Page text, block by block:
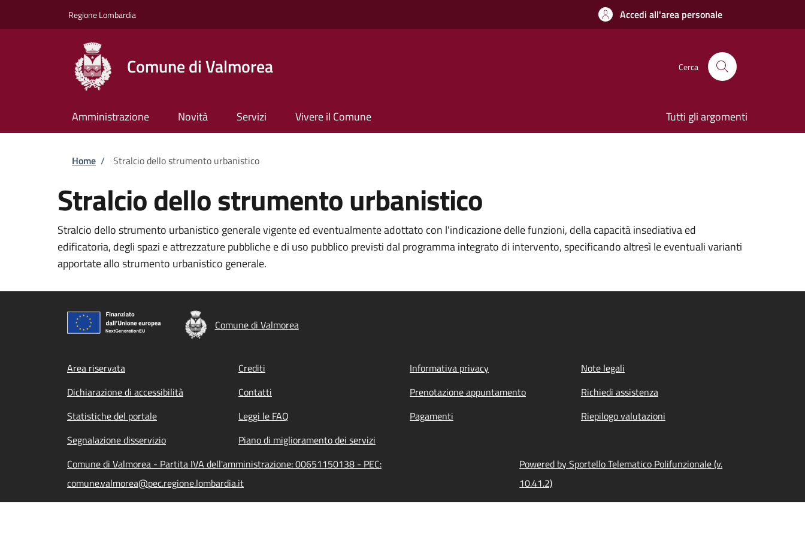
Regione Lombardia Accedi all'area personale
Comune di Valmorea Cerca
Amministrazione Novità Servizi Vivere il Comune Tutti gli argomenti
Briciole di pane
Home / Stralcio dello strumento urbanistico
Stralcio dello strumento urbanistico
Stralcio dello strumento urbanistico generale vigente ed eventualmente adottato con l'indicazione delle funzioni, della capacità insediativa ed
edificatoria, degli spazi e attrezzature pubbliche e di uso pubblico previsti dal programma integrato di intervento, specificando altresì le eventuali varianti
apportate allo strumento urbanistico generale.
Comune di Valmorea
Footer menu
Area riservata Crediti Informativa privacy
Note legali
Dichiarazione di accessibilità
Contatti Prenotazione appuntamento
Richiedi assistenza
Statistiche del portale
Leggi le FAQ Pagamenti
Riepilogo valutazioni
Segnalazione disservizio
Piano di miglioramento dei servizi
Comune di Valmorea - Partita IVA dell'amministrazione: 00651150138 - PEC:
comune.valmorea@pec.regione.lombardia.it
Powered by Sportello Telematico Polifunzionale (v.
10.41.2)